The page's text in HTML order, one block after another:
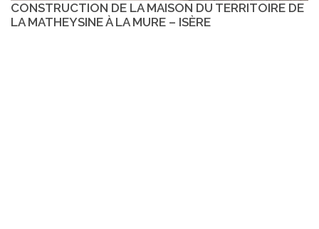
CONSTRUCTION DE LA MAISON DU TERRITOIRE DE
LA MATHEYSINE À LA MURE – ISÈRE